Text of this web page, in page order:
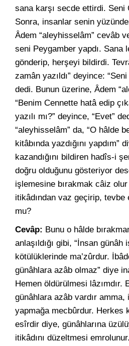
sana karşı secde ettirdi. Seni
Sonra, insanlar senin
Âdem “aleyhisselâm” cevâb
seni Peygamber yapdı. Sana
gönderip, herşeyi bildirdi.
zamân yazıldı” deyince:
dedi. Bunun üzerine, Âdem
“Benim Cennette hatâ edip
yazılı mı?” deyince, “Evet”
“aleyhisselâm” da, “O hâlde
kitâbında yazdığını yapdım”
kazandığını bildiren hadîs-i
doğru olduğunu gösteriyor
işlemesine bırakmak câiz
itikâdından vaz geçirip,
mu?
Cevâp: Bunu o hâlde
anlaşıldığı gibi, “İnsan
kötülüklerinde ma’zûrdur.
günâhlara azâb olmaz” diye
Hemen öldürülmesi lâzımdır.
günâhlara azâb vardır amma,
yapmağa mecbûrdur. Herkes
esîrdir diye, günâhlarına
itikâdını düzeltmesi